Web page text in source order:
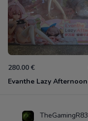
280.00 €
TheGamingR83